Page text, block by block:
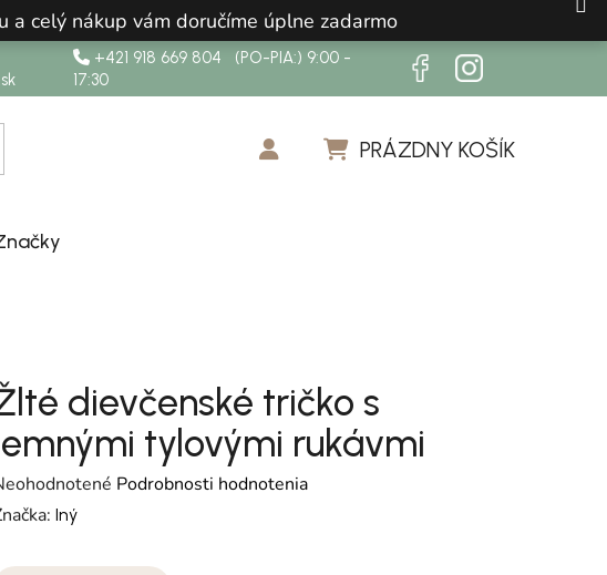
a celý nákup vám doručíme úplne zadarmo
+421 918 669 804 (PO-PIA:) 9:00 -
17:30
PRÁZDNY KOŠÍK
dievčenské tričko s
tylovými rukávmi
hodnotenie produktu je 0,0 z 5 hviezdičiek.
Podrobnosti hodnotenia
Iný